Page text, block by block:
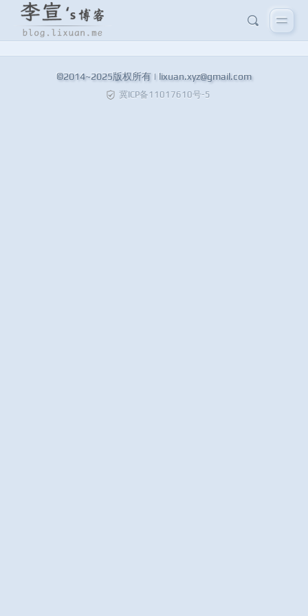
©2014~2025版权所有 | lixuan.xyz@gmail.com
冀ICP备11017610号-5